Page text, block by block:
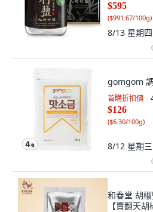
$595
($991.67/100g)
8/13 星期四
(
gomgom
首購折扣價
$126
($6.30/100g)
8/12 星期三
(
和春堂 胡
【賣翻天